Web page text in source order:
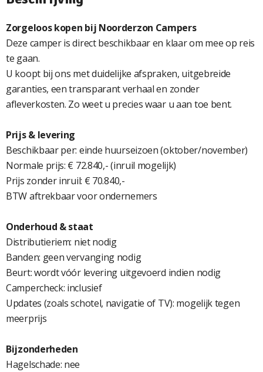
Zorgeloos kopen bij Noorderzon Campers
Deze camper is direct beschikbaar en klaar om mee op reis
te gaan.
U koopt bij ons met duidelijke afspraken, uitgebreide
garanties, een transparant verhaal en zonder
afleverkosten. Zo weet u precies waar u aan toe bent.
Prijs & levering
Beschikbaar per: einde huurseizoen (oktober/november)
Normale prijs: € 72.840,- (inruil mogelijk)
Prijs zonder inruil: € 70.840,-
BTW aftrekbaar voor ondernemers
Onderhoud & staat
Distributieriem: niet nodig
Banden: geen vervanging nodig
Beurt: wordt vóór levering uitgevoerd indien nodig
Campercheck: inclusief
Updates (zoals schotel, navigatie of TV): mogelijk tegen
meerprijs
Bijzonderheden
Hagelschade: nee